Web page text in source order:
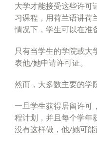
大学才能接受这些许可
习课程，用荷兰语讲荷
情况下，学生可以在准
只有当学生的学院或大
表他/她申请许可证。
然而，大多数主要的学
一旦学生获得居留许可
程计划，并且每个学年
没有这样做，他/她可能